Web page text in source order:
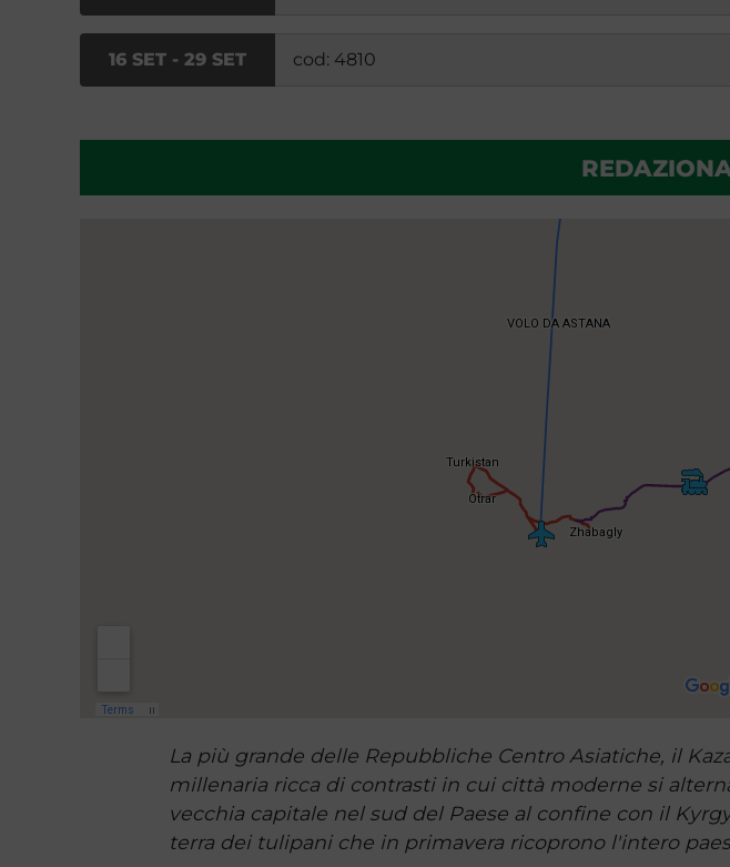
16 SET - 29 SET cod: 4810
La più grande delle Repubbliche Centro Asiatiche, il
millenaria ricca di contrasti in cui città moderne si
vecchia capitale nel sud del Paese al confine con il
terra dei tulipani che in primavera ricoprono l'intero